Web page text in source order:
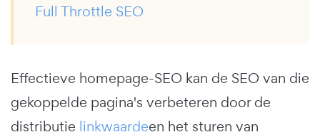
Full Throttle SEO
Effectieve homepage-SEO kan de SEO van die
gekoppelde pagina's verbeteren door de
distributie linkwaardeen het sturen van